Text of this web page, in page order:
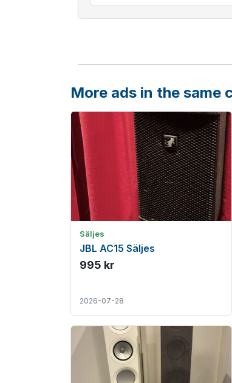
More ads in the same
Säljes
JBL AC15 Säljes
995 kr
2026-07-28